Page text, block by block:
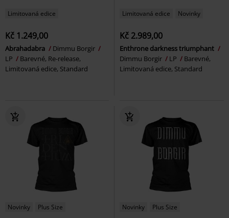
Limitovaná edice
Kč 1.249,00
Abrahadabra
Dimmu Borgir
LP
Barevné, Re-release,
Limitovaná edice, Standard
Limitovaná edice Novinky
Kč 2.989,00
Enthrone darkness triumphant
Dimmu Borgir
LP
Barevné,
Limitovaná edice, Standard
Novinky Plus Size Novinky Plus Size